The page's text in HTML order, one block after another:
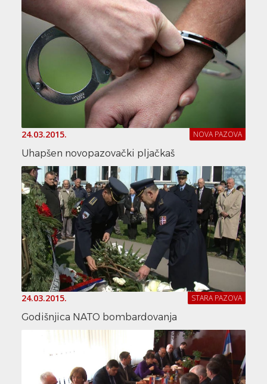
24.03.2015. NOVA PAZOVA
Uhapšen novopazovački pljačkaš
24.03.2015. STARA PAZOVA
Godišnjica NATO bombardovanja